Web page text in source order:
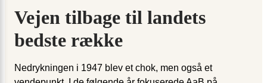
Vejen tilbage til landets
bedste række
Nedrykningen i 1947 blev et chok, men også et